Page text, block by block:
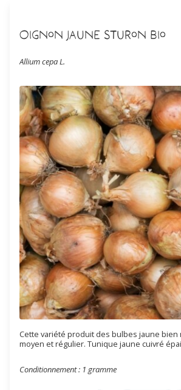
Oignon Jaune Sturon Bio
Allium cepa L.
Cette variété produit des bulbes jaune bien
moyen et régulier. Tunique jaune cuivré
Conditionnement : 1 gramme